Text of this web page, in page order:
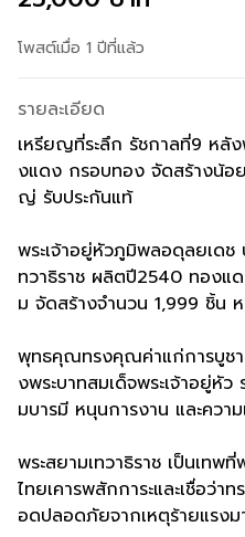
โพสต์เมื่อ 1 ปีที่แล้ว
รายละเอียด
เหรียญที่ระลึก รัชกาลที่9 หลั
งแดง กรอบทอง จัดสร้างน้อ
ญ่ รับประกันแท้
พระเจ้าอยู่หัวภูมิพลอดุลยเดช
ทวาธิราช ผลิตปี2540 ทอง
ม จัดสร้างจำนวน 1,999 ชิ้น
พุทธคุณทรงคุณค่าแก่การบูชา
งพระบาทสมเด็จพระเจ้าอยู่หั
มบารมี หนุนการงาน และควา
พระสยามเทวาธิราช เป็นเทพ
ไทยเคารพสักการะและเชื่อว่า
อดปลอดภัยจากเหตุร้ายแรง